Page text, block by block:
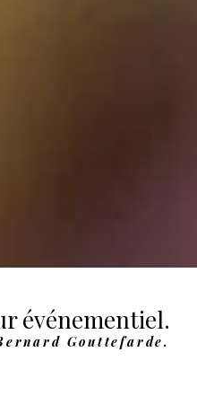
événementiel.
Gouttefarde.